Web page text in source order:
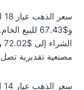
و$67.43
مصنعية تقديرية تصل